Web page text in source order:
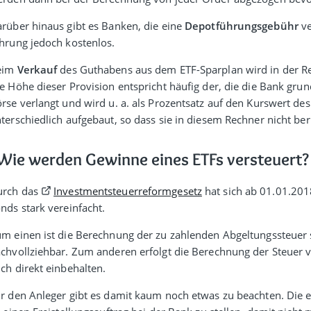
hinaus gibt es Banken, die eine Depot­führungs­gebühr
jedoch kostenlos.
Verkaufdes Guthabens aus dem ETF-Sparplan wird in der
Höhe dieser Provision entspricht häufig der, die die Bank
verlangt und wird u. a. als Prozent­satz auf den Kurswert
aufgebaut, so dass sie in diesem Rechner nicht
werden Gewinne eines ETFs versteuert?
das Investmentsteuer­reform­gesetzhat sich ab
stark vereinfacht.
einen ist die Berechnung der zu zahlenden
Zum anderen erfolgt die Berechnung der
direkt einbehalten.
den Anleger gibt es damit kaum noch etwas zu beachten.